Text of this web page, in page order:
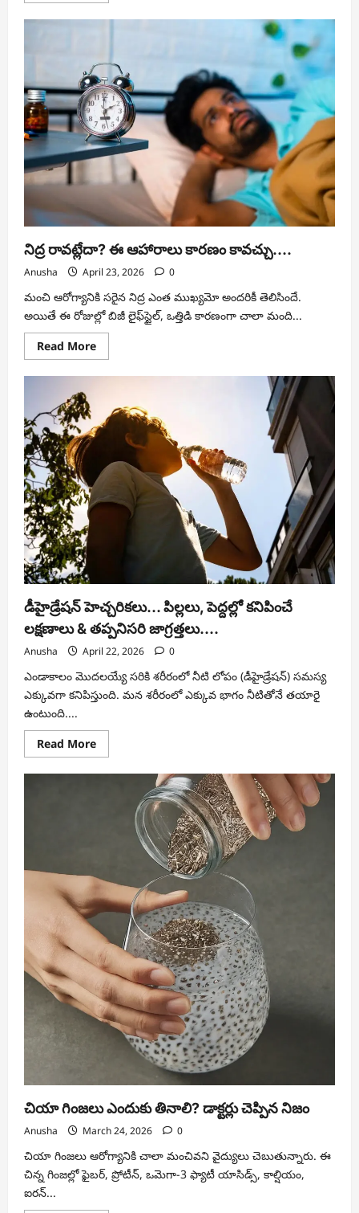
ఎబోలా
ప్రయాణికులకు
ప్రత్యేక
స్క్రీనింగ్
పరీక్షలు
నిద్ర రావట్లేదా? ఈ ఆహారాలు కారణం కావచ్చు….
Anusha April 23, 2026 0
మంచి ఆరోగ్యానికి సరైన నిద్ర ఎంత ముఖ్యమో అందరికీ తెలిసిందే.
అయితే ఈ రోజుల్లో బిజీ లైఫ్‌స్టైల్‌, ఒత్తిడి కారణంగా చాలా మంది...
Read MoreRead
more
నిద్ర
ఆహారాలు
కారణం
కావచ్చు….
డీహైడ్రేషన్ హెచ్చరికలు… పిల్లలు, పెద్దల్లో కనిపించే
లక్షణాలు & తప్పనిసరి జాగ్రత్తలు….
Anusha April 22, 2026 0
ఎండాకాలం మొదలయ్యే సరికి శరీరంలో నీటి లోపం (డీహైడ్రేషన్) సమస్య
ఎక్కువగా కనిపిస్తుంది. మన శరీరంలో ఎక్కువ భాగం నీటితోనే తయారై
ఉంటుంది....
Read MoreRead
more
డీహైడ్రేషన్
హెచ్చరికలు…
చియా గింజలు ఎందుకు తినాలి? డాక్టర్లు చెప్పిన నిజం
Anusha March 24, 2026 0
చియా గింజలు ఆరోగ్యానికి చాలా మంచివని వైద్యులు చెబుతున్నారు. ఈ
చిన్న గింజల్లో ఫైబర్, ప్రోటీన్, ఒమెగా-3 ఫ్యాటీ యాసిడ్స్, కాల్షియం,
ఐరన్...